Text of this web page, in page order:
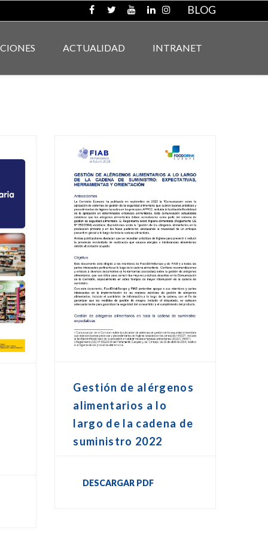
BLOG
ACTUALIDAD INTRANET
Gestión de alérgenos
alimentarios a lo
largo de la cadena de
suministro 2022
DESCARGAR PDF